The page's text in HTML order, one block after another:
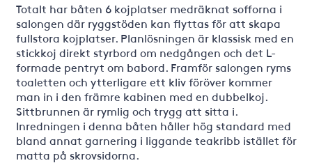
Totalt har båten 6 kojplatser medräknat sofforna i
salongen där ryggstöden kan flyttas för att skapa
fullstora kojplatser. Planlösningen är klassisk med en
stickkoj direkt styrbord om nedgången och det L-
formade pentryt om babord. Framför salongen ryms
toaletten och ytterligare ett kliv föröver kommer
man in i den främre kabinen med en dubbelkoj.
Sittbrunnen är rymlig och trygg att sitta i.
Inredningen i denna båten håller hög standard med
bland annat garnering i liggande teakribb istället för
matta på skrovsidorna.